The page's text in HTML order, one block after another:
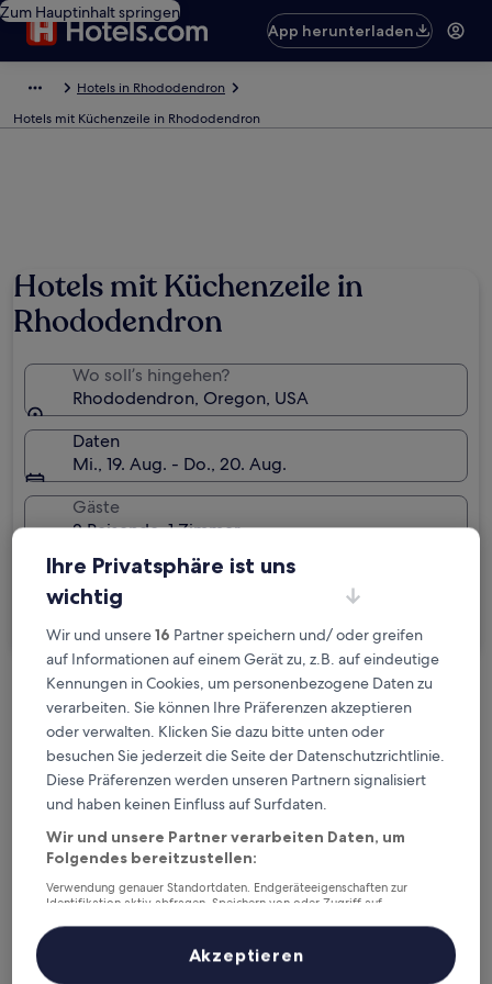
Zum Hauptinhalt springen
App herunterladen
Hotels in Rhododendron
Hotels mit Küchenzeile in Rhododendron
Hotels mit Küchenzeile in
Rhododendron
Wo soll’s hingehen?
Rhododendron, Oregon, USA
Daten
Mi., 19. Aug. - Do., 20. Aug.
Gäste
2 Reisende, 1 Zimmer
Ich reise geschäftlich
Kostenlose Stornierung bei
Planänderungen
Verdiene Prämien für jede
wahrgenommene Übernachtung
Mehr sparen mit Preisen für Mitglieder
Überprüfe die Preise für diese Daten
Ihre Privatsphäre ist uns
wichtig
Wir und unsere16 Partner speichern und/ oder greifen
auf Informationen auf einem Gerät zu, z.B. auf eindeutige
Kennungen in Cookies, um personenbezogene Daten zu
verarbeiten. Sie können Ihre Präferenzen akzeptieren
oder verwalten. Klicken Sie dazu bitte unten oder
besuchen Sie jederzeit die Seite der Datenschutzrichtlinie.
Diese Präferenzen werden unseren Partnern signalisiert
und haben keinen Einfluss auf Surfdaten.
Wir und unsere Partner verarbeiten Daten, um
Folgendes bereitzustellen:
Verwendung genauer Standortdaten. Endgeräteeigenschaften zur
Identifikation aktiv abfragen. Speichern von oder Zugriff auf
Inhalte, Messung von Werbeleistung und der Performance von Inhalten,
Zielgruppenforschung sowie Entwicklung und Verbesserung von
Akzeptieren